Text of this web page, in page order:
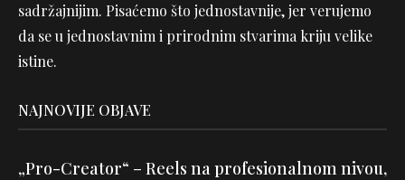
sadržajnijim. Pisaćemo što jednostavnije, jer verujemo
da se u jednostavnim i prirodnim stvarima kriju velike
istine.
NAJNOVIJE OBJAVE
„Pro-Creator“ – Reels na profesionalnom nivou,